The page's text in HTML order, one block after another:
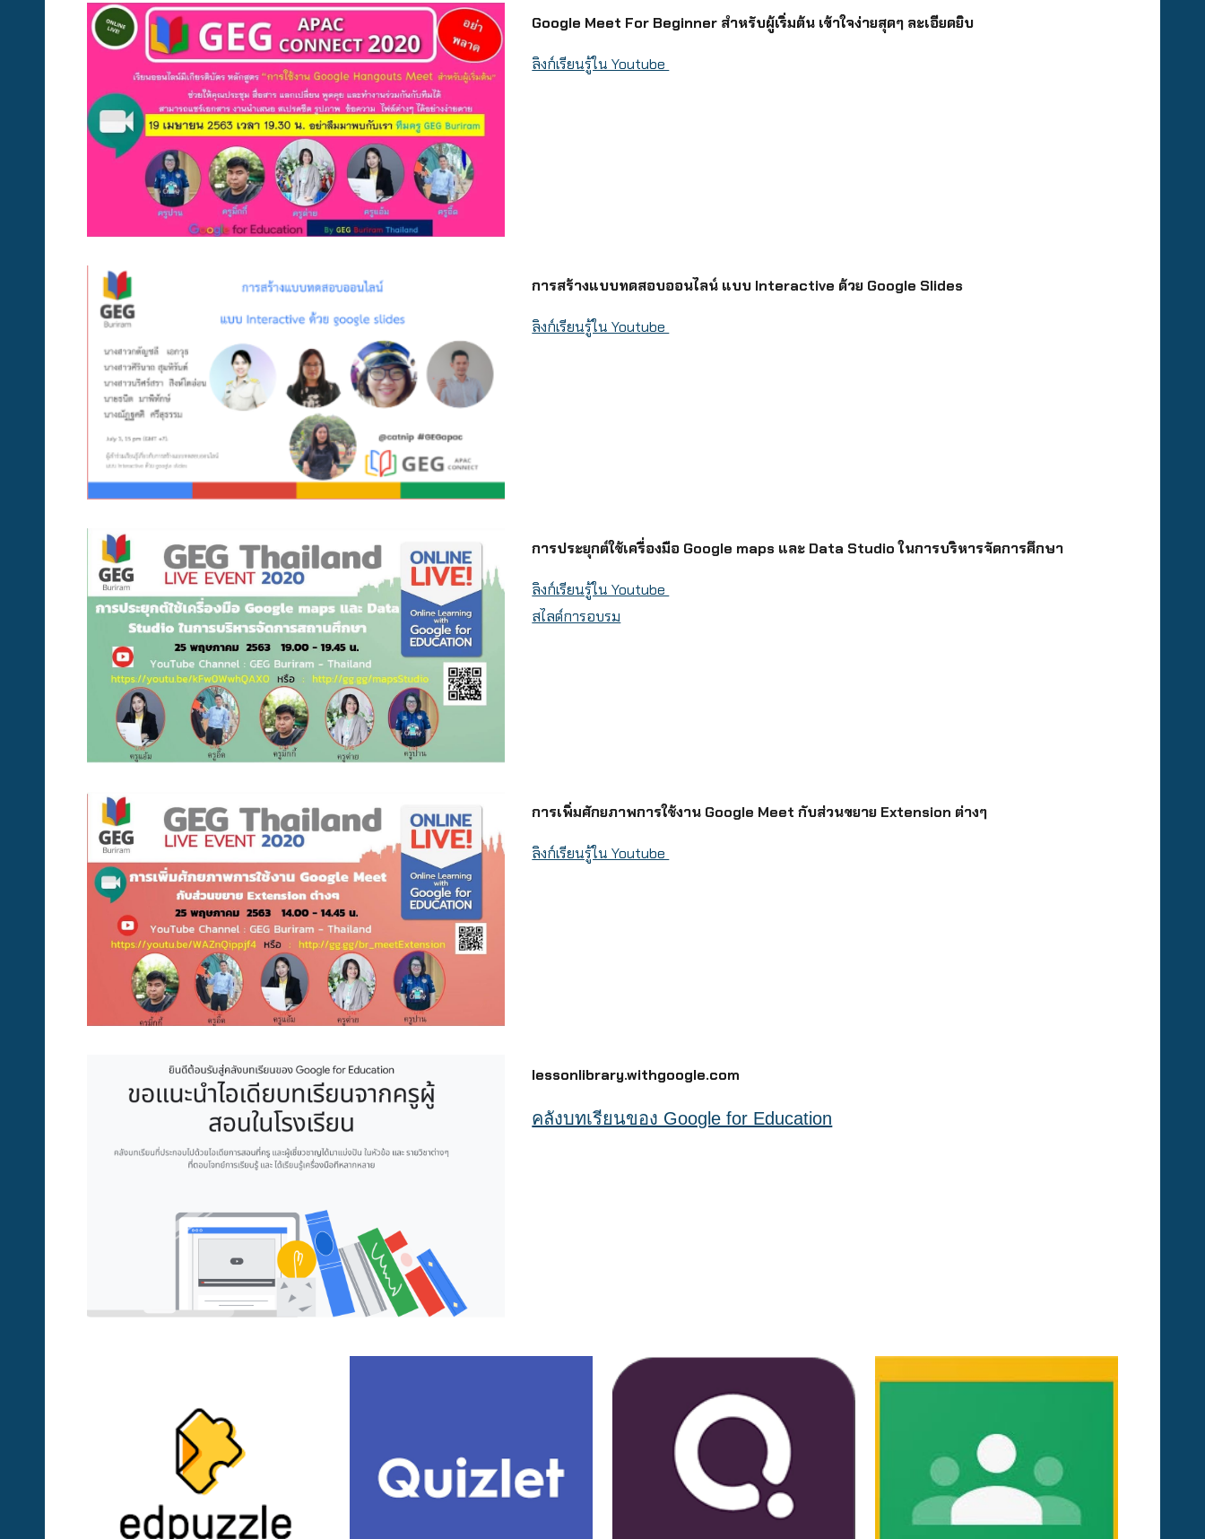
Google Meet For Beginner สำหรับผู้เริ่มต้น เข้าใจง่ายสุดๆ ละเอียดยิบ
ลิงก์เรียนรู้ใน Youtube
การสร้างแบบทดสอบออนไลน์ แบบ Interactive ด้วย Google Slides
ลิงก์เรียนรู้ใน Youtube
การประยุกต์ใช้เครื่องมือ Google maps และ Data Studio ในการบริหารจัดการศึกษา
ลิงก์เรียนรู้ใน Youtube
สไลด์การอบรม
การเพิ่มศักยภาพการใช้งาน Google Meet กับส่วนขยาย Extension ต่างๆ
ลิงก์เรียนรู้ใน Youtube
lessonlibrary.withgoogle.com
คลังบทเรียนของ Google for Education